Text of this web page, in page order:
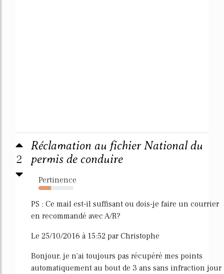
2
Réclamation au fichier National du
permis de conduire
Pertinence
36%
PS : Ce mail est-il suffisant ou dois-je faire un courrier
en recommandé avec A/R?
Le 25/10/2016 à 15:52 par Christophe
Bonjour, je n'ai toujours pas récupéré mes points
automatiquement au bout de 3 ans sans infraction jour